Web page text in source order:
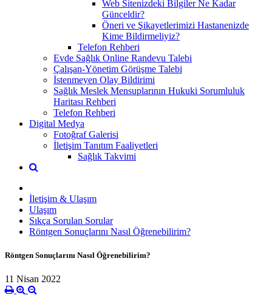
Web Sitenizdeki Bilgiler Ne Kadar
Günceldir?
Öneri ve Şikayetlerimizi Hastanenizde
Kime Bildirmeliyiz?
Telefon Rehberi
Evde Sağlık Online Randevu Talebi
Çalışan-Yönetim Görüşme Talebi
İstenmeyen Olay Bildirimi
Sağlık Meslek Mensuplarının Hukuki Sorumluluk
Haritası Rehberi
Telefon Rehberi
Digital Medya
Fotoğraf Galerisi
İletişim Tanıtım Faaliyetleri
Sağlık Takvimi
İletişim & Ulaşım
Ulaşım
Sıkça Sorulan Sorular
Röntgen Sonuçlarını Nasıl Öğrenebilirim?
Röntgen Sonuçlarını Nasıl Öğrenebilirim?
11 Nisan 2022